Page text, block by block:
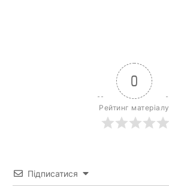
0
Рейтинг матеріалу
Підписатися